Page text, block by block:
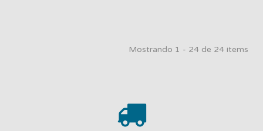
Mostrando 1 - 24 de 24 items